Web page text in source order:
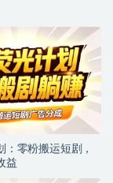
：零粉搬运短剧，
益